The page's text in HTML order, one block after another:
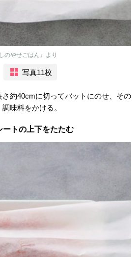
のやせごはん』より
写真11枚
約40cmに切ってバットにのせ、その
味料をかける。
ートの上下をたたむ